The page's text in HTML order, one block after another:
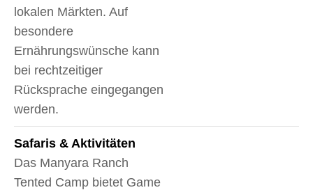
lokalen Märkten. Auf
besondere
Ernährungswünsche kann
bei rechtzeitiger
Rücksprache eingegangen
werden.
Safaris & Aktivitäten
Das Manyara Ranch
Tented Camp bietet Game